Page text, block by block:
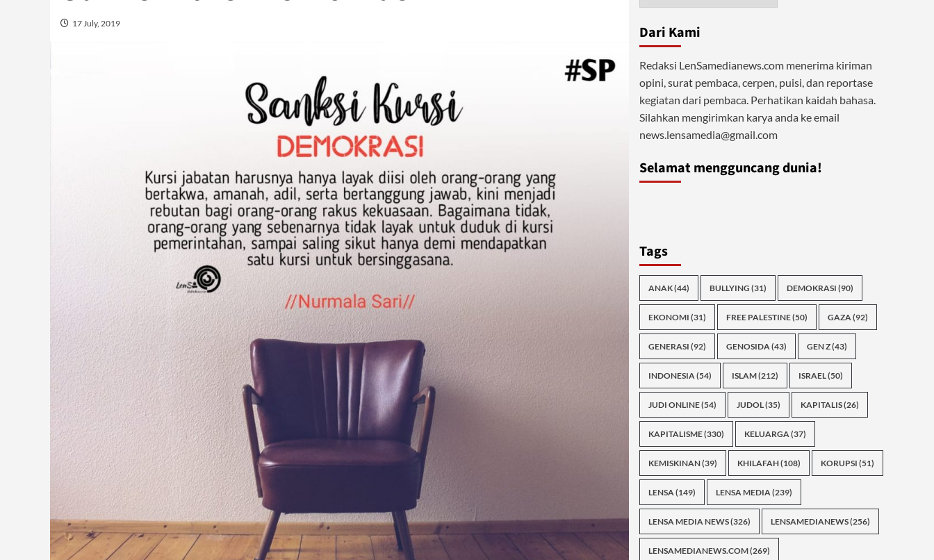
17 July, 2019 Dari Kami
Redaksi LenSamedianews.com menerima kiriman
opini, surat pembaca, cerpen, puisi, dan reportase
kegiatan dari pembaca. Perhatikan kaidah bahasa.
Silahkan mengirimkan karya anda ke email
news.lensamedia@gmail.com
Selamat mengguncang dunia!
Tags
ANAK(44) BULLYING (31) DEMOKRASI (90)
EKONOMI (31) FREE PALESTINE(50) GAZA(92)
GENERASI (92) GENOSIDA(43) GEN Z(43)
INDONESIA(54) ISLAM(212) ISRAEL(50)
JUDI ONLINE(54) JUDOL(35) KAPITALIS(26)
KAPITALISME(330) KELUARGA(37)
KEMISKINAN(39) KHILAFAH(108) KORUPSI (51)
LENSA(149) LENSA MEDIA(239)
LENSA MEDIA NEWS(326) LENSAMEDIANEWS(256)
LENSAMEDIANEWS.COM(269)